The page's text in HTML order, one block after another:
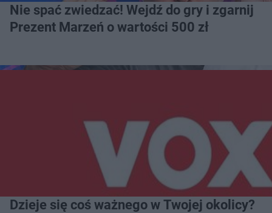
Nie spać zwiedzać! Wejdź do gry i zgarnij
Prezent Marzeń o wartości 500 zł
Dzieje się coś ważnego w Twojej okolicy?